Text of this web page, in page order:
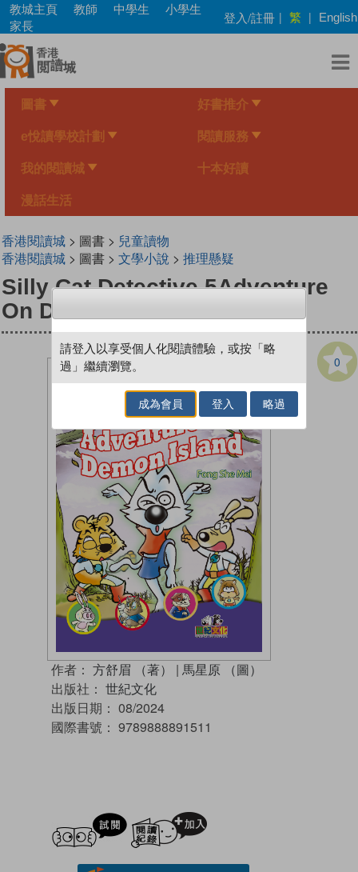
Skip
main
content
教城主頁 教師 中學生
小學生
家長
登入/註冊 | 繁 | English
圖書 好書推介
e悅讀學校計劃 閱讀服務
我的閱讀城 十本好讀
漫話生活
香港閱讀城> 圖書 > 兒童讀物
香港閱讀城> 圖書 > 文學小說 > 推理懸疑
Silly Cat Detective 5Adventure
On Demon Island
0
作者： 方舒眉 （著） | 馬星原 （圖）
出版社： 世紀文化
出版日期： 08/2024
國際書號： 9789888891511
試閲
請登入以享受個人化閱讀體驗，或按「略
過」繼續瀏覽。
成為會員 登入 略過